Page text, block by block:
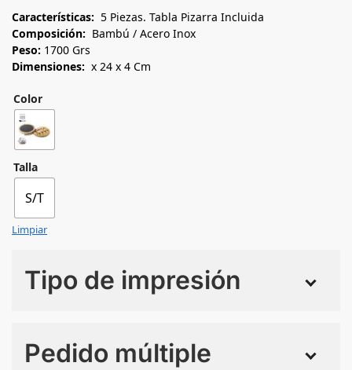
Características: 5 Piezas. Tabla Pizarra Incluida
Composición: Bambú / Acero Inox
Peso: 1700 Grs
Dimensiones: x 24 x 4 Cm
Color
Talla
S/T
Limpiar
Tipo de impresión
Pedido múltiple